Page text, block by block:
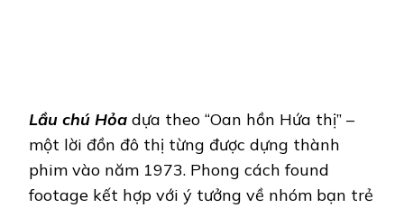
Lầu chú Hỏa dựa theo “Oan hồn Hứa thị” –
một lời đồn đô thị từng được dựng thành
phim vào năm 1973. Phong cách found
footage kết hợp với ý tưởng về nhóm bạn trẻ